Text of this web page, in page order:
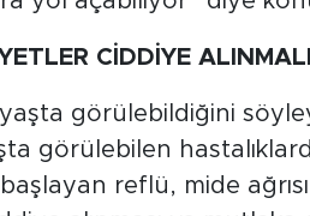
CİDDİYE
görülebildiğini
görülebilen
reflü, mide